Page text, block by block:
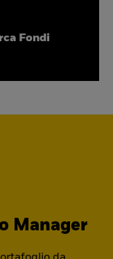
Fondi
Manager